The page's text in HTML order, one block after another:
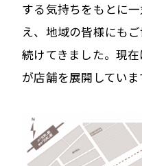
する気持ちをもとに
え、地域の皆様にも
続けてきました。現
が店舗を展開していま